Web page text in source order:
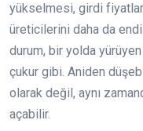
yükselmesi, girdi
üreticilerini daha da
durum, bir yolda yürüyen
çukur gibi. Aniden
olarak değil, aynı
açabilir.